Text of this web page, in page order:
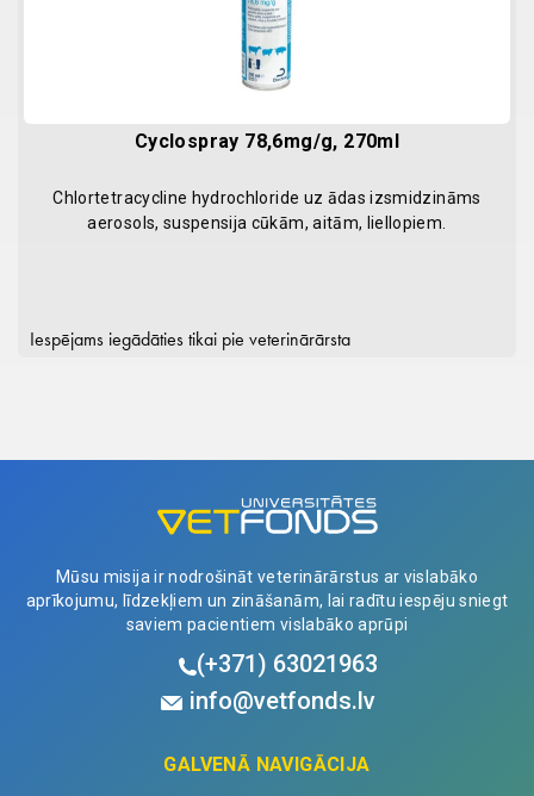
Cyclospray 78,6mg/g, 270ml
Chlortetracycline hydrochloride uz ādas izsmidzināms
aerosols, suspensija cūkām, aitām, liellopiem.
Iespējams iegādāties tikai pie veterinārārsta
Mūsu misija ir nodrošināt veterinārārstus ar vislabāko
aprīkojumu, līdzekļiem un zināšanām, lai radītu iespēju sniegt
saviem pacientiem vislabāko aprūpi
(+371) 63021963
info@vetfonds.lv
GALVENĀ NAVIGĀCIJA